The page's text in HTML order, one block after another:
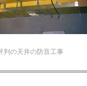
判の天井の防音工事